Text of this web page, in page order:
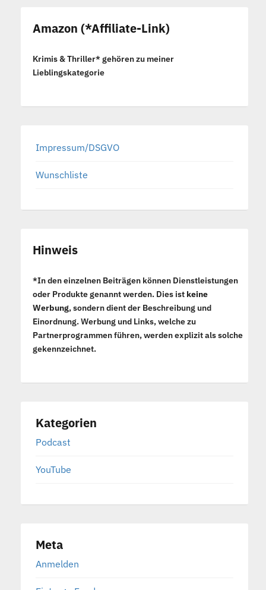
Amazon (*Affiliate-Link)
Krimis & Thriller* gehören zu meiner
Lieblingskategorie
Impressum/DSGVO
Wunschliste
Hinweis
*In den einzelnen Beiträgen können Dienstleistungen
oder Produkte genannt werden. Dies ist keine
Werbung, sondern dient der Beschreibung und
Einordnung. Werbung und Links, welche zu
Partnerprogrammen führen, werden explizit als solche
gekennzeichnet.
Kategorien
Podcast
YouTube
Meta
Anmelden